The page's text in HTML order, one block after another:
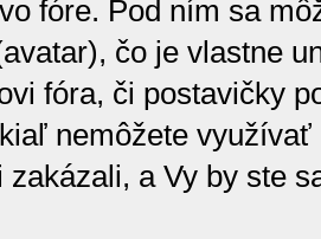
fóre. Pod ním sa
čo je vlastne
fóra, či postavičky
nemôžete
zakázali, a Vy by ste